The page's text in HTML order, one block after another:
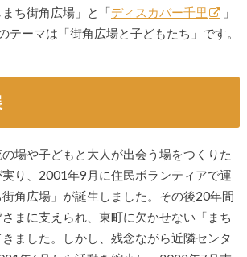
ち街角広場」と「ディスカバー千里
」
テーマは「街角広場と子どもたち」です。
場や子どもと大人が出会う場をつくりた
り、2001年9月に住民ボランティアで運
角広場」が誕生しました。その後20年間
まに支えられ、東町に欠かせない「まち
ました。しかし、残念ながら近隣センタ